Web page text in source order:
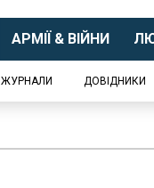
АРМІЇ & ВІЙНИ
ЖУРНАЛИ ДОВІДНИКИ